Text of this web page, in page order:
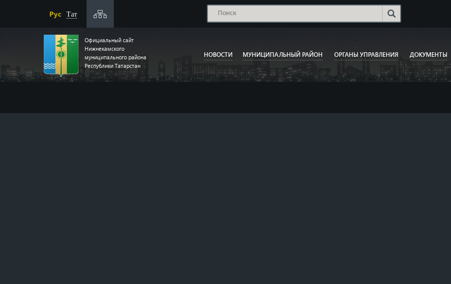
Рус Тат
Официальный сайт
Нижнекамского
муниципального района
Республики Татарстан
НОВОСТИ МУНИЦИПАЛЬНЫЙ РАЙОН ОРГАНЫ УПРАВЛЕНИЯ ДОКУМЕНТЫ